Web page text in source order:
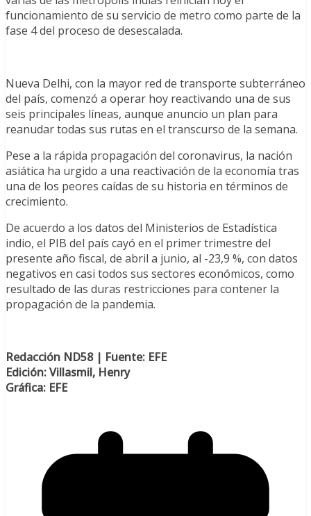
funcionamiento de su servicio de metro como parte de la
fase 4 del proceso de desescalada.
Nueva Delhi, con la mayor red de transporte subterráneo
del país, comenzó a operar hoy reactivando una de sus
seis principales líneas, aunque anuncio un plan para
reanudar todas sus rutas en el transcurso de la semana.
Pese a la rápida propagación del coronavirus, la nación
asiática ha urgido a una reactivación de la economía tras
una de los peores caídas de su historia en términos de
crecimiento.
De acuerdo a los datos del Ministerios de Estadística
indio, el PIB del país cayó en el primer trimestre del
presente año fiscal, de abril a junio, al -23,9 %, con datos
negativos en casi todos sus sectores económicos, como
resultado de las duras restricciones para contener la
propagación de la pandemia.
Redacción ND58 | Fuente: EFE
Edición: Villasmil, Henry
Gráfica: EFE